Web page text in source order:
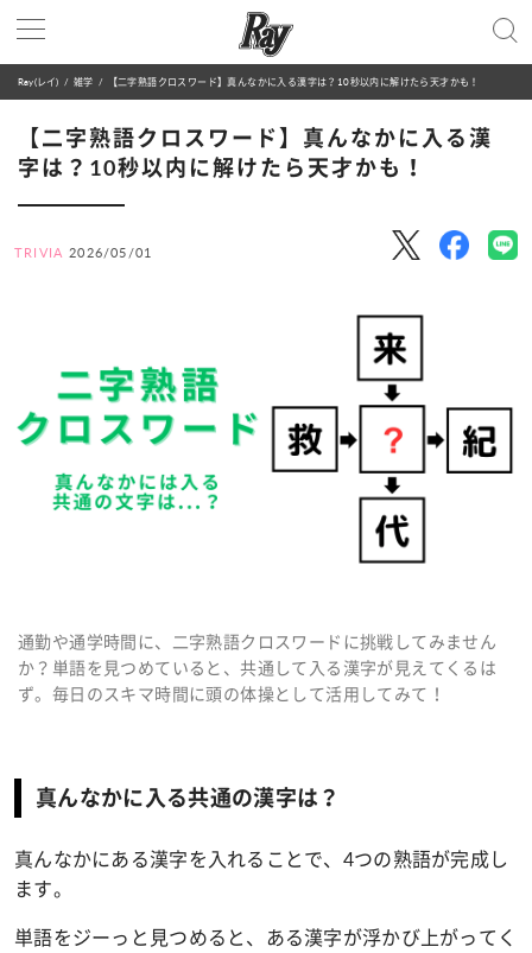
Ray(レイ) 雑学 【二字熟語クロスワード】真んなかに入る漢字は？10秒以内に解けたら天才かも！
【二字熟語クロスワード】真んなかに入る漢
字は？10秒以内に解けたら天才かも！
TRIVIA 2026/05/01
通勤や通学時間に、二字熟語クロスワードに挑戦してみません
か？単語を見つめていると、共通して入る漢字が見えてくるは
ず。毎日のスキマ時間に頭の体操として活用してみて！
真んなかに入る共通の漢字は？
真んなかにある漢字を入れることで、4つの熟語が完成し
ます。
単語をジーっと見つめると、ある漢字が浮かび上がってく